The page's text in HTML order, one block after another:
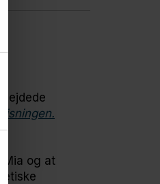
Mia og at
etiske